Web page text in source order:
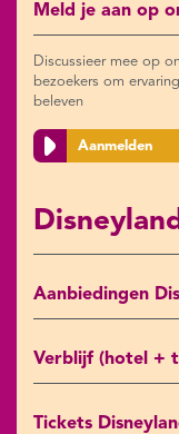
Meld je aan op
Discussieer mee op
bezoekers om
beleven
Aanmelden
Aanbiedingen
Verblijf (hotel +
Tickets